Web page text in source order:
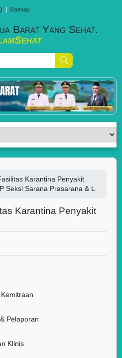
Sitemap
Barat Yang Sehat.
Karantina Penyakit
Seksi Sarana Prasarana & L
Karantina Penyakit
Pelaporan
Klinis